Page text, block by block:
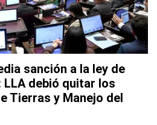
sanción a la ley de
LLA debió quitar los
Tierras y Manejo del